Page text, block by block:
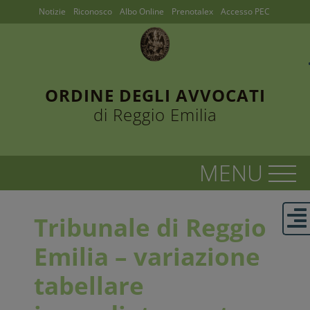
ORDINE DEGLI AVVOCATI
di Reggio Emilia
Notizie Riconosco Albo Online Prenotalex Accesso PEC
Tribunale di Reggio
Emilia – variazione
tabellare